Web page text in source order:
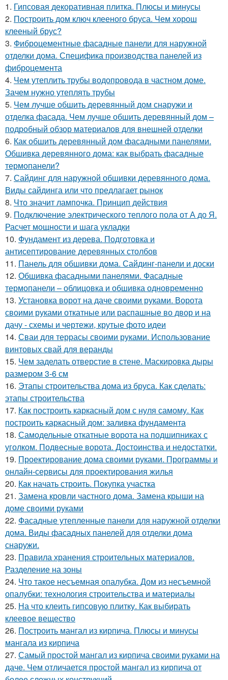
1. Гипсовая декоративная плитка. Плюсы и минусы
2. Построить дом ключ клееного бруса. Чем хорош
клееный брус?
3. Фиброцементные фасадные панели для наружной
отделки дома. Специфика производства панелей из
фиброцемента
4. Чем утеплить трубы водопровода в частном доме.
Зачем нужно утеплять трубы
5. Чем лучше обшить деревянный дом снаружи и
отделка фасада. Чем лучше обшить деревянный дом –
подробный обзор материалов для внешней отделки
6. Как обшить деревянный дом фасадными панелями.
Обшивка деревянного дома: как выбрать фасадные
термопанели?
7. Сайдинг для наружной обшивки деревянного дома.
Виды сайдинга или что предлагает рынок
8. Что значит лампочка. Принцип действия
9. Подключение электрического теплого пола от А до Я.
Расчет мощности и шага укладки
10. Фундамент из дерева. Подготовка и
антисептирование деревянных столбов
11. Панель для обшивки дома. Сайдинг-панели и доски
12. Обшивка фасадными панелями. Фасадные
термопанели – облицовка и обшивка одновременно
13. Установка ворот на даче своими руками. Ворота
своими руками откатные или распашные во двор и на
дачу - схемы и чертежи, крутые фото идеи
14. Сваи для террасы своими руками. Использование
винтовых свай для веранды
15. Чем заделать отверстие в стене. Маскировка дыры
размером 3-6 см
16. Этапы строительства дома из бруса. Как сделать:
этапы строительства
17. Как построить каркасный дом с нуля самому. Как
построить каркасный дом: заливка фундамента
18. Самодельные откатные ворота на подшипниках с
уголком. Подвесные ворота. Достоинства и недостатки.
19. Проектирование дома своими руками. Программы и
онлайн-сервисы для проектирования жилья
20. Как начать строить. Покупка участка
21. Замена кровли частного дома. Замена крыши на
доме своими руками
22. Фасадные утепленные панели для наружной отделки
дома. Виды фасадных панелей для отделки дома
снаружи.
23. Правила хранения строительных материалов.
Разделение на зоны
24. Что такое несъемная опалубка. Дом из несъемной
опалубки: технология строительства и материалы
25. На что клеить гипсовую плитку. Как выбирать
клеевое вещество
26. Построить мангал из кирпича. Плюсы и минусы
мангала из кирпича
27. Самый простой мангал из кирпича своими руками на
даче. Чем отличается простой мангал из кирпича от